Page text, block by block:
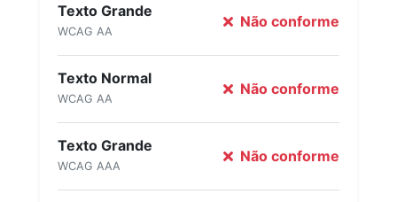
Texto Grande
WCAG AA
Não conforme
Texto Normal
WCAG AA
Não conforme
Texto Grande
WCAG AAA
Não conforme